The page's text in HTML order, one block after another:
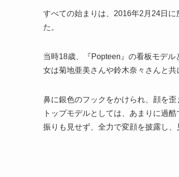
すべての始まりは、2016年2月24日
た。
当時18歳、『Popteen』の看板モデ
女は菊地亜美さんや鈴木奈々さんと
鼻に銀色のフックをかけられ、顔を歪
トップモデルとしては、あまりに過
振りも見せず、全力で変顔を披露し、